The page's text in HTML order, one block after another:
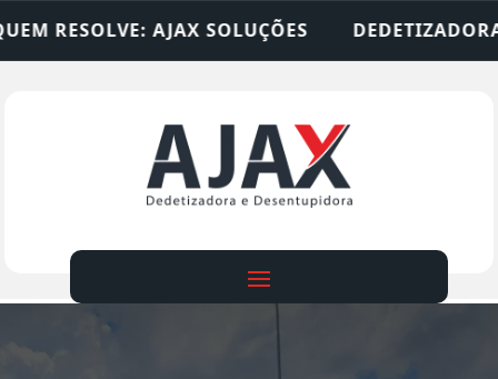
DEDETIZADORA • DESENTUPIDORA